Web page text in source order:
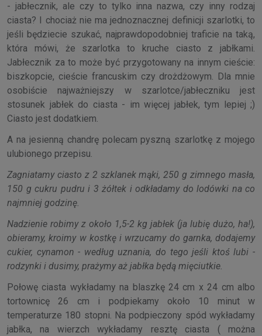
- jabłecznik, ale czy to tylko inna nazwa, czy inny rodzaj
ciasta? I chociaż nie ma jednoznacznej definicji szarlotki, to
jeśli będziecie szukać, najprawdopodobniej traficie na taką,
która mówi, że szarlotka to kruche ciasto z jabłkami.
Jabłecznik za to może być przygotowany na innym cieście:
biszkopcie, cieście francuskim czy drożdżowym. Dla mnie
osobiście najważniejszy w szarlotce/jabłeczniku jest
stosunek jabłek do ciasta - im więcej jabłek, tym lepiej ;)
Ciasto jest dodatkiem.
A na jesienną chandrę polecam pyszną szarlotkę z mojego
ulubionego przepisu.
Zagniatamy ciasto z 2 szklanek mąki, 250 g zimnego masła,
150 g cukru pudru i 3 żółtek i odkładamy do lodówki na co
najmniej godzinę.
Nadzienie robimy z około 1,5-2 kg jabłek (ja lubię dużo, ha!),
obieramy, kroimy w kostkę i wrzucamy do garnka, dodajemy
cukier, cynamon - według uznania, do tego jeśli ktoś lubi -
rodzynki i dusimy, prażymy aż jabłka będą mięciutkie.
Połowę ciasta wykładamy na blaszkę 24 cm x 24 cm albo
tortownicę 26 cm i podpiekamy około 10 minut w
temperaturze 180 stopni. Na podpieczony spód wykładamy
jabłka, na wierzch wykładamy resztę ciasta ( można